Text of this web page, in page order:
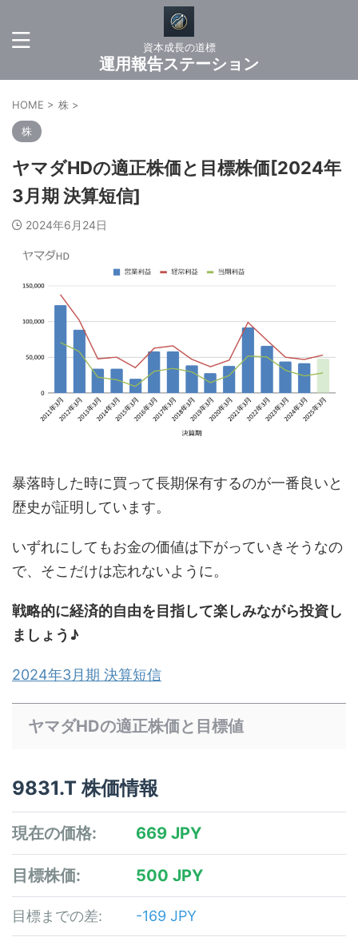
資本成長の道標
運用報告ステーション
HOME > 株 >
株
ヤマダHDの適正株価と目標株価[2024年
3月期 決算短信]
2024年6月24日
暴落時した時に買って長期保有するのが一番良いと
歴史が証明しています。
いずれにしてもお金の価値は下がっていきそうなの
で、そこだけは忘れないように。
戦略的に経済的自由を目指して楽しみながら投資し
ましょう♪
2024年3月期 決算短信
ヤマダHDの適正株価と目標値
9831.T 株価情報
現在の価格: 669 JPY
目標株価: 500 JPY
目標までの差: -169 JPY